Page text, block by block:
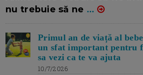
nu trebuie să ne ...
Primul an de viață al
un sfat important pentru
sa vezi ca te va ajuta
10/7/2026